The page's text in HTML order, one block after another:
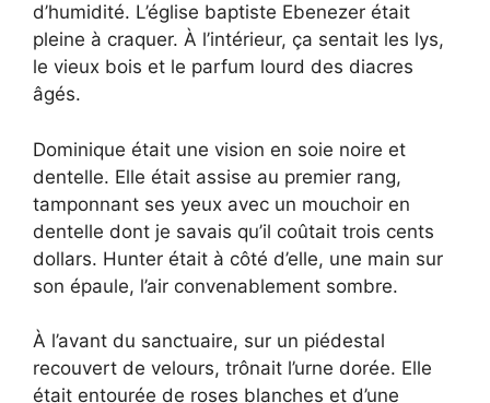
d’humidité. L’église baptiste Ebenezer était
pleine à craquer. À l’intérieur, ça sentait les lys,
le vieux bois et le parfum lourd des diacres
âgés.
Dominique était une vision en soie noire et
dentelle. Elle était assise au premier rang,
tamponnant ses yeux avec un mouchoir en
dentelle dont je savais qu’il coûtait trois cents
dollars. Hunter était à côté d’elle, une main sur
son épaule, l’air convenablement sombre.
À l’avant du sanctuaire, sur un piédestal
recouvert de velours, trônait l’urne dorée. Elle
était entourée de roses blanches et d’une